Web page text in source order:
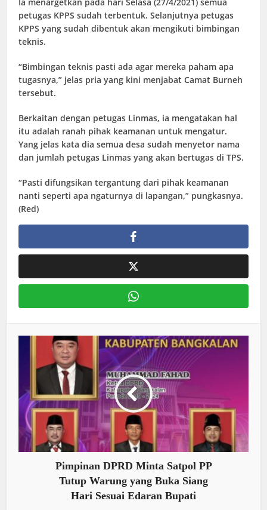
petugas KPPS sudah terbentuk. Selanjutnya petugas
KPPS yang sudah dibentuk akan mengikuti bimbingan
teknis.
“Bimbingan teknis pasti ada agar mereka paham apa
tugasnya,” jelas pria yang kini menjabat Camat Burneh
tersebut.
Berkaitan dengan petugas Linmas, ia mengatakan hal
itu adalah ranah pihak keamanan untuk mengatur.
Yang jelas kata dia semua desa sudah menyetor nama
dan jumlah petugas Linmas yang akan bertugas di TPS.
“Pasti difungsikan tergantung dari pihak keamanan
nanti seperti apa ngaturnya di lapangan,” pungkasnya.
(Red)
Pimpinan DPRD Minta Satpol PP
Tutup Warung yang Buka Siang
Hari Sesuai Edaran Bupati